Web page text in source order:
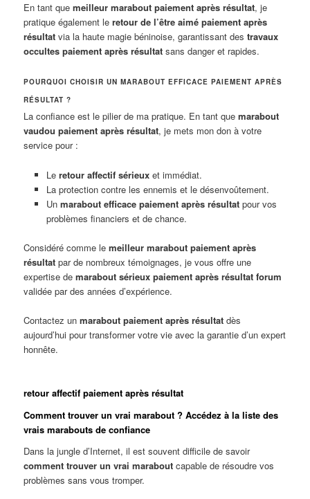
En tant quemeilleur marabout paiement après résultat, je
pratique également leretour de l’être aimé paiement après
résultat via la haute magie béninoise, garantissant destravaux
occultes paiement après résultat sans danger et rapides.
POURQUOI CHOISIR UN MARABOUT EFFICACE PAIEMENT APRÈS
RÉSULTAT ?
La confiance est le pilier de ma pratique. En tant quemarabout
vaudou paiement après résultat, je mets mon don à votre
service pour :
Le retour affectif sérieuxet immédiat.
La protection contre les ennemis et le désenvoûtement.
Un marabout efficace paiement après résultatpour vos
problèmes financiers et de chance.
Considéré comme lemeilleur marabout paiement après
résultat par de nombreux témoignages, je vous offre une
expertise demarabout sérieux paiement après résultat forum
validée par des années d’expérience.
Contactez unmarabout paiement après résultat dès
aujourd’hui pour transformer votre vie avec la garantie d’un expert
honnête.
retour affectif paiement après résultat
Comment trouver un vrai marabout ? Accédez à la liste des
vrais marabouts de confiance
Dans la jungle d’Internet, il est souvent difficile de savoir
comment trouver un vrai marabout capable de résoudre vos
problèmes sans vous tromper.